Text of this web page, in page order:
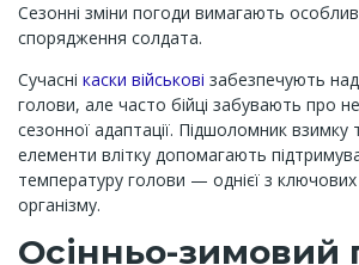
Сезонні зміни погоди вимагають
спорядження солдата.
Сучасні каски військові забезпечують
голови, але часто бійці забувають про
сезонної адаптації. Підшоломник взимку
елементи влітку допомагають
температуру голови — однієї з
організму.
Осінньо-зимовий